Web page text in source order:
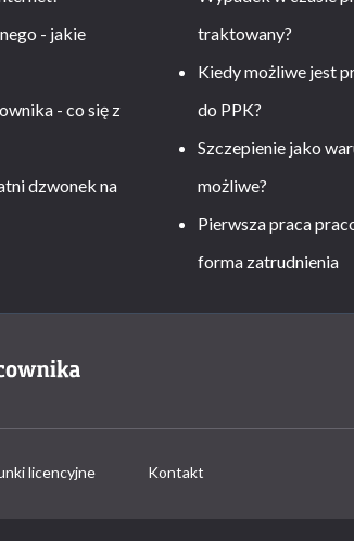
- jakie
- co się z
dzwonek na
traktowany?
Kiedy możliwe jest
do PPK?
Szczepienie jako
możliwe?
Pierwsza praca
forma zatrudnienia
licencyjne Kontakt